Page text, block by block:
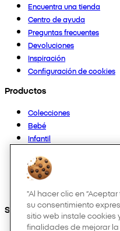
Encuentra una tienda
Centro de ayuda
Preguntas frecuentes
Devoluciones
Inspiración
Configuración de cookies
Productos
Colecciones
Bebé
Infantil
Mujer
Hombre
Otros
Síguenos en:
"Al hacer clic en
su consentimiento
sitio web instale cookies
finalidades de mejorar